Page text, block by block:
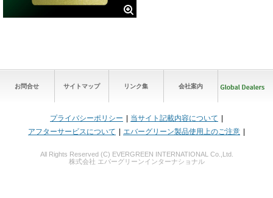
お問合せ サイトマップ リンク集 会社案内
プライバシーポリシー
当サイト記載内容について
アフターサービスについて
エバーグリーン製品使用上のご注意
All Rights Reserved (C) EVERGREEN INTERNATIONAL Co.,Ltd.
株式会社 エバーグリーンインターナショナル